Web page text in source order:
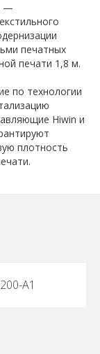
—
печатных
печати 1,8 м.
по технологии
Hiwin и
плотность
A1